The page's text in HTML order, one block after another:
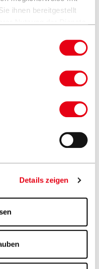
ihnen bereitgestellt
Details zeigen